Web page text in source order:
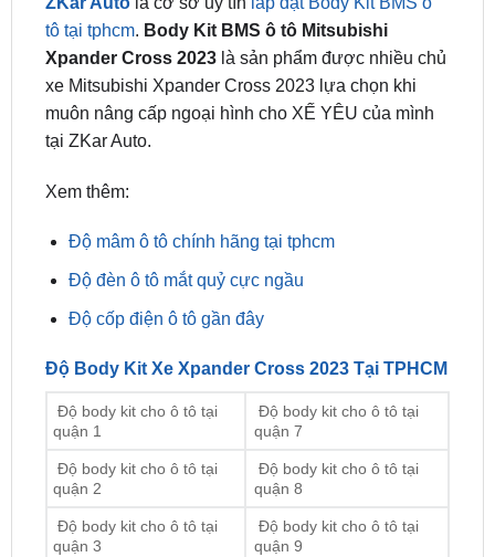
xe Mitsubishi Xpander Cross 2023 lựa chọn khi
muôn nâng cấp ngoại hình cho XẾ YÊU của mình
tại ZKar Auto.
Xem thêm:
Độ mâm ô tô chính hãng tại tphcm
Độ Body Kit Xe Xpander Cross 2023 Tại TPHCM
quận 1
quận 7
Độ body kit cho ô tô tại
quận 2
Độ body kit cho ô tô tại
quận 8
Độ body kit cho ô tô tại
quận 3
Độ body kit cho ô tô tại
quận 9
Độ body kit cho ô tô tại
quận 4
Độ body kit cho ô tô tại
quận 10